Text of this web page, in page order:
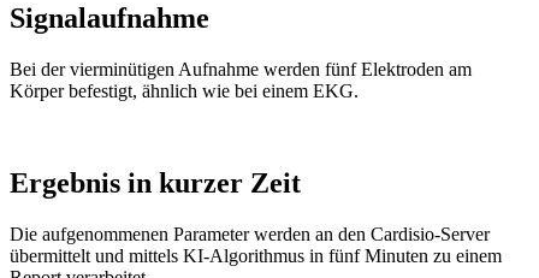
Signalaufnahme
Bei der vierminütigen Aufnahme werden fünf Elektroden am
Körper befestigt, ähnlich wie bei einem EKG.
Ergebnis in kurzer Zeit
Die aufgenommenen Parameter werden an den Cardisio-Server
übermittelt und mittels KI-Algorithmus in fünf Minuten zu einem